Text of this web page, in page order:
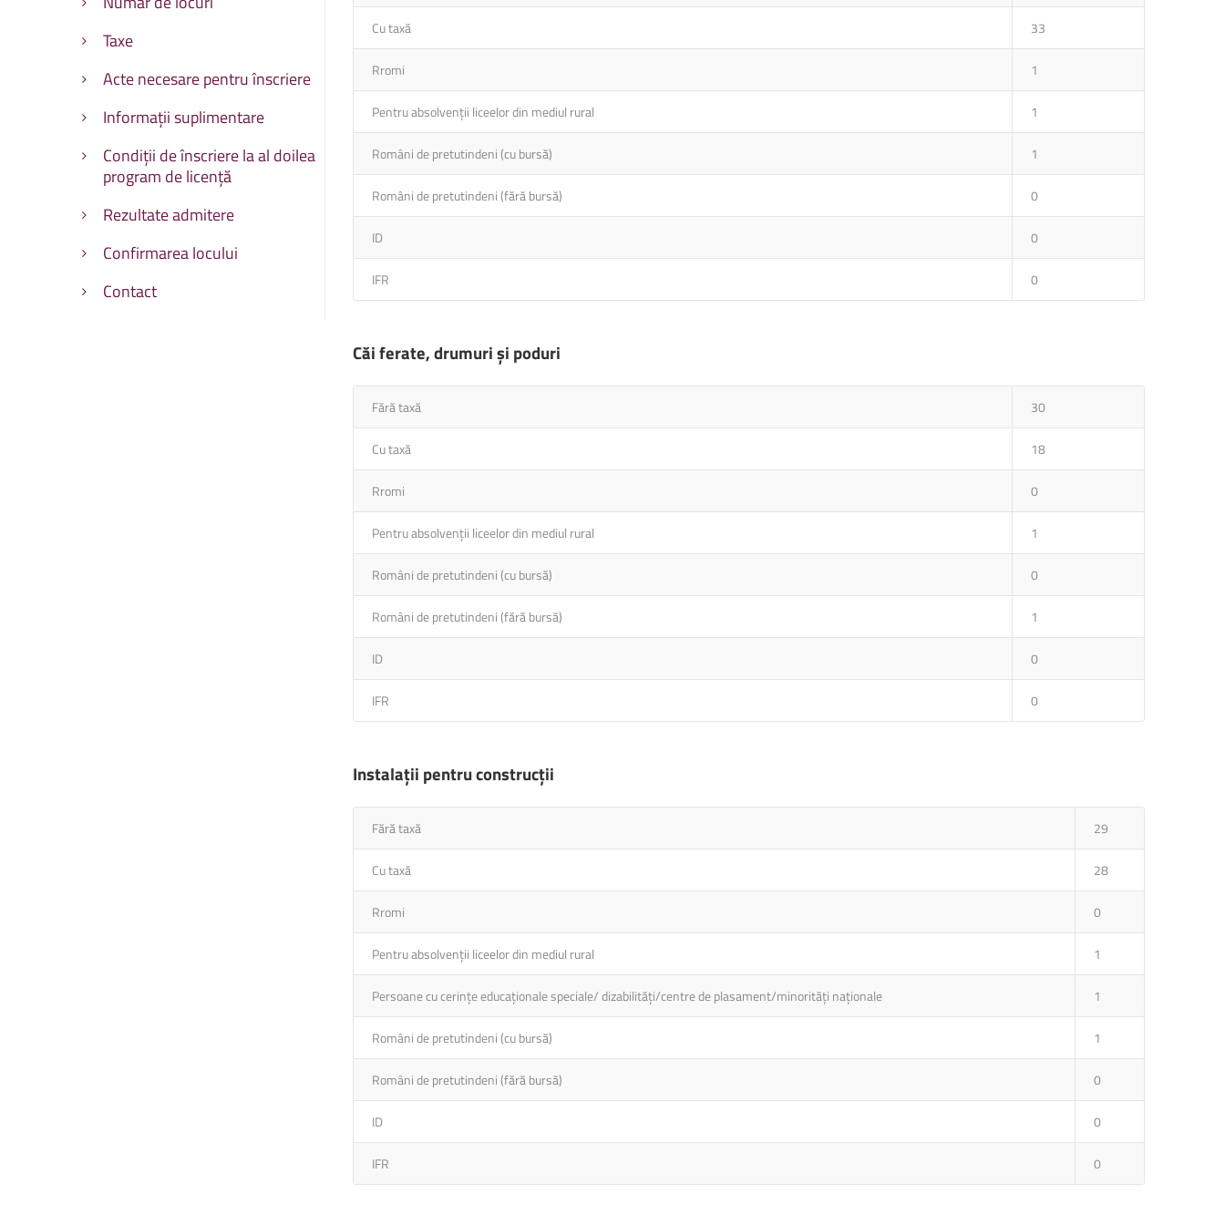
Facultatea de Educație fizică și sporturi montane
Facultatea de Educație fizică și sporturi montane
Taxe
Acte necesare pentru înscriere
Informații suplimentare
Condiții de înscriere la al doilea
program de licență
Rezultate admitere
Confirmarea locului
Contact
Cu taxă 33
Rromi 1
Pentru absolvenții liceelor din mediul rural 1
Români de pretutindeni (cu bursă) 1
Români de pretutindeni (fără bursă) 0
ID 0
IFR 0
Căi ferate, drumuri și poduri
Fără taxă 30
Cu taxă 18
Rromi 0
Pentru absolvenții liceelor din mediul rural 1
Români de pretutindeni (cu bursă) 0
Români de pretutindeni (fără bursă) 1
ID 0
IFR 0
Instalații pentru construcții
Fără taxă 29
Cu taxă 28
Rromi 0
Pentru absolvenții liceelor din mediul rural 1
Persoane cu cerințe educaționale speciale/ dizabilități/centre de plasament/minorități naționale 1
Români de pretutindeni (cu bursă) 1
Români de pretutindeni (fără bursă) 0
ID 0
IFR 0